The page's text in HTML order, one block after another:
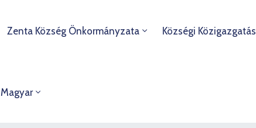
Zenta Község Önkormányzata Községi Közigazgatás
Magyar